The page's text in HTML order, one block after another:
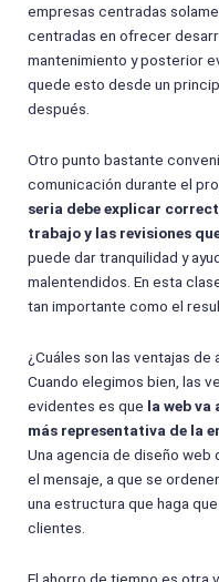
empresas centradas
centradas en ofrecer
mantenimiento y posterior
quede esto desde un
después.
Otro punto bastante
comunicación durante el
seria debe explicar
trabajo y las revisiones
puede dar tranquilidad y
malentendidos. En esta
tan importante como el
¿Cuáles son las ventajas de
Cuando elegimos bien, las
evidentes es que la web va
más representativa de la
Una agencia de diseño web
el mensaje, a que se
una estructura que haga
clientes.
El ahorro de tiempo es otra